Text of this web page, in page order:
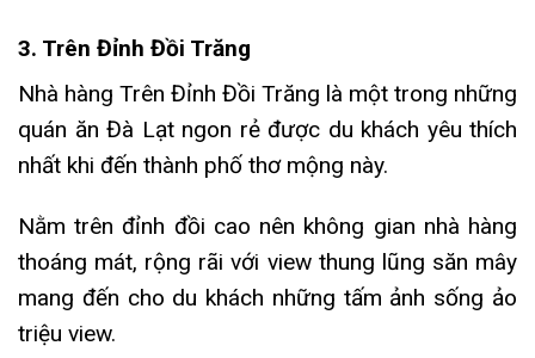
3. Trên Đỉnh Đồi Trăng
Nhà hàng Trên Đỉnh Đồi Trăng là một trong những
quán ăn Đà Lạt ngon rẻ được du khách yêu thích
nhất khi đến thành phố thơ mộng này.
Nằm trên đỉnh đồi cao nên không gian nhà hàng
thoáng mát, rộng rãi với view thung lũng săn mây
mang đến cho du khách những tấm ảnh sống ảo
triệu view.